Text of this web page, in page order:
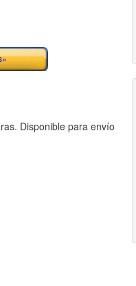
Disponible para envío